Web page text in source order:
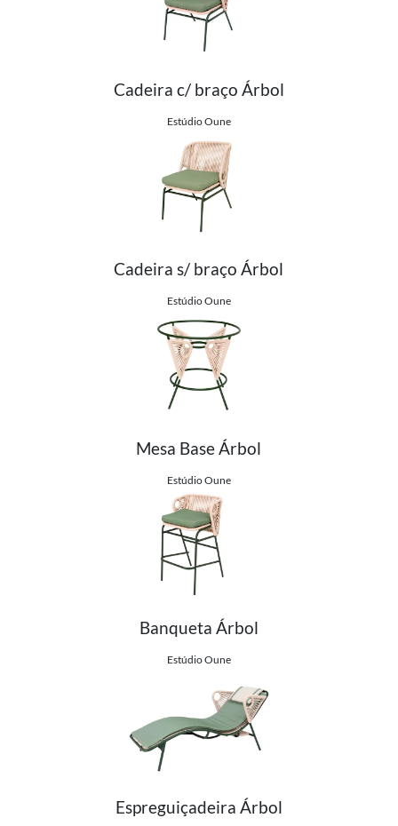
Ver detalhes do produto
Cadeira c/ braço Árbol
Estúdio Oune
Ver detalhes do produto
Cadeira s/ braço Árbol
Estúdio Oune
Ver detalhes do produto
Mesa Base Árbol
Estúdio Oune
Ver detalhes do produto
Banqueta Árbol
Estúdio Oune
Ver detalhes do produto
Espreguiçadeira Árbol